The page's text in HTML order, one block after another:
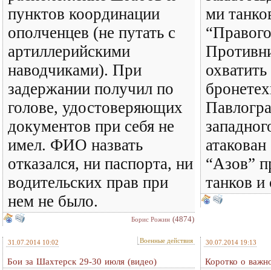
пунктов координации
ополченцев (не путать с
артиллерийскими
наводчиками). При
задержании получил по
голове, удостоверяющих
документов при себя не
имел. ФИО назвать
отказался, ни паспорта, ни
водительских прав при
нем не было.
Борис Рожин (4874)
ми
“Азов”
танков
31.07.2014 10:02 Военные действия
Бои за Шахтерск 29-30 июля (видео)
30.07.2014 19:13
Коротко о